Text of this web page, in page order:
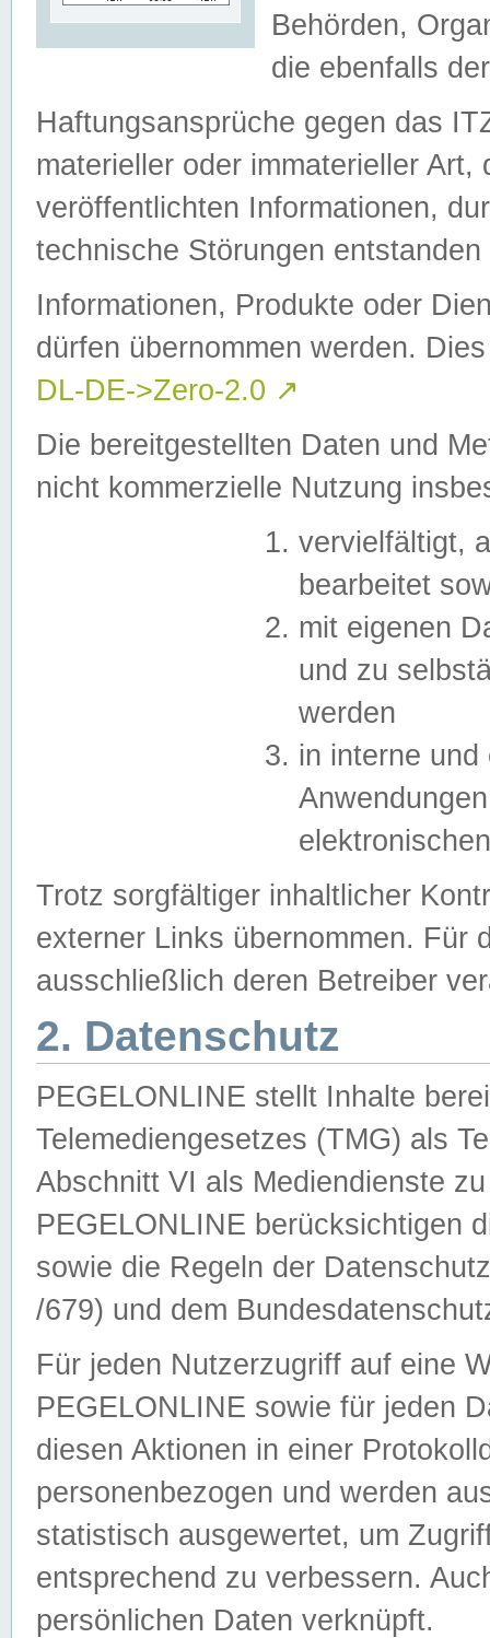
Behörden,
die ebenfalls
Haftungsansprüche gegen das
materieller oder immaterieller
veröffentlichten Informationen,
technische Störungen
Informationen, Produkte oder
dürfen übernommen werden.
DL-DE->Zero-2.0 ↗
Die bereitgestellten Daten und
nicht kommerzielle Nutzung
vervielfältigt,
bearbeitet
mit eigenen
und zu
werden
in interne
Trotz sorgfältiger inhaltlicher
externer Links übernommen. Für
ausschließlich deren Betreiber
2. Datenschutz
PEGELONLINE stellt Inhalte
Telemediengesetzes (TMG) als
Abschnitt VI als Mediendienste
PEGELONLINE berücksichtigen
sowie die Regeln der
/679) und dem
Für jeden Nutzerzugriff auf eine
PEGELONLINE sowie für jeden
diesen Aktionen in einer
personenbezogen und werden
statistisch ausgewertet, um
entsprechend zu verbessern.
persönlichen Daten verknüpft.